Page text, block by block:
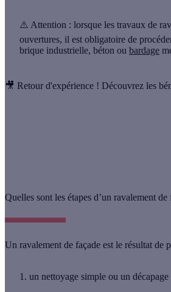
⚠️ Attention : lorsque les travaux de
ouvertures, il est obligatoire de
brique industrielle, béton ou bardage
🎥 Retour d'expérience ! Découvrez les
Quelles sont les étapes d’un ravalement de
Un ravalement de façade est le résultat de
un nettoyage simple ou un décapage